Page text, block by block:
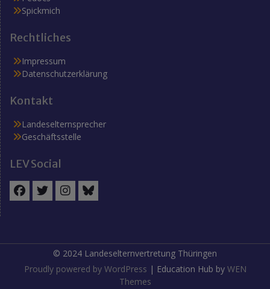
Spickmich
Rechtliches
Impressum
Datenschutzerklärung
Kontakt
Landeselternsprecher
Geschäftsstelle
LEV Social
© 2024 Landeselternvertretung Thüringen
Proudly powered by WordPress | Education Hub by WEN
Themes